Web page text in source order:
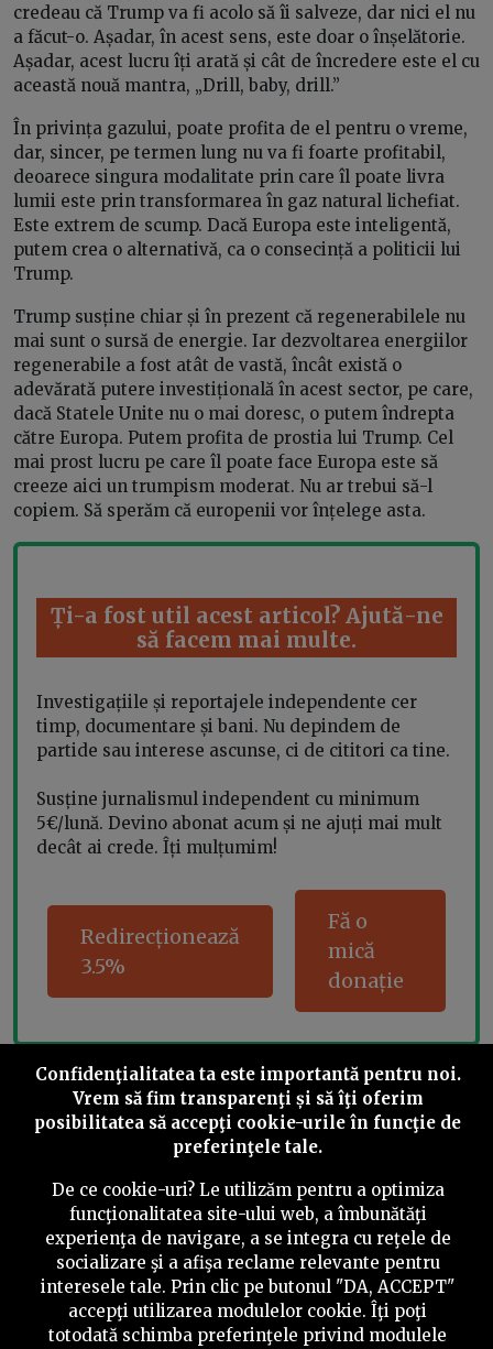
credeau că Trump va fi acolo să îi salveze, dar nici el nu
a făcut-o. Așadar, în acest sens, este doar o înșelătorie.
Așadar, acest lucru îți arată și cât de încredere este el cu
această nouă mantra, „Drill, baby, drill.”
În privința gazului, poate profita de el pentru o vreme,
dar, sincer, pe termen lung nu va fi foarte profitabil,
deoarece singura modalitate prin care îl poate livra
lumii este prin transformarea în gaz natural lichefiat.
Este extrem de scump. Dacă Europa este inteligentă,
putem crea o alternativă, ca o consecință a politicii lui
Trump.
Trump susține chiar și în prezent că regenerabilele nu
mai sunt o sursă de energie. Iar dezvoltarea energiilor
regenerabile a fost atât de vastă, încât există o
adevărată putere investițională în acest sector, pe care,
dacă Statele Unite nu o mai doresc, o putem îndrepta
către Europa. Putem profita de prostia lui Trump. Cel
mai prost lucru pe care îl poate face Europa este să
creeze aici un trumpism moderat. Nu ar trebui să-l
copiem. Să sperăm că europenii vor înțelege asta.
Ți-a fost util acest articol? Ajută-ne
să facem mai multe.
Investigațiile și reportajele independente cer
timp, documentare și bani. Nu depindem de
partide sau interese ascunse, ci de cititori ca tine.
Susține jurnalismul independent cu minimum
5€/lună. Devino abonat acum și ne ajuți mai mult
decât ai crede. Îți mulțumim!
Redirecționează
3.5%
Fă o
mică
donație
Share this
©2026 PressOne.ro
RSSNewslettere Despre noi Politica editorială
Politica de verificare a conținutuluiContact
Confidenţialitatea ta este importantă pentru noi.
Vrem să fim transparenţi și să îţi oferim
posibilitatea să accepţi cookie-urile în funcţie de
preferinţele tale.
De ce cookie-uri? Le utilizăm pentru a optimiza
funcţionalitatea site-ului web, a îmbunătăţi
experienţa de navigare, a se integra cu reţele de
socializare şi a afişa reclame relevante pentru
interesele tale. Prin clic pe butonul "DA, ACCEPT"
accepţi utilizarea modulelor cookie. Îţi poţi
totodată schimba preferinţele privind modulele